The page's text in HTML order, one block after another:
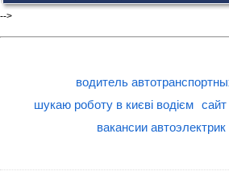
-->
водитель
шукаю роботу в києві водієм сайт
вакансии автоэлектрик